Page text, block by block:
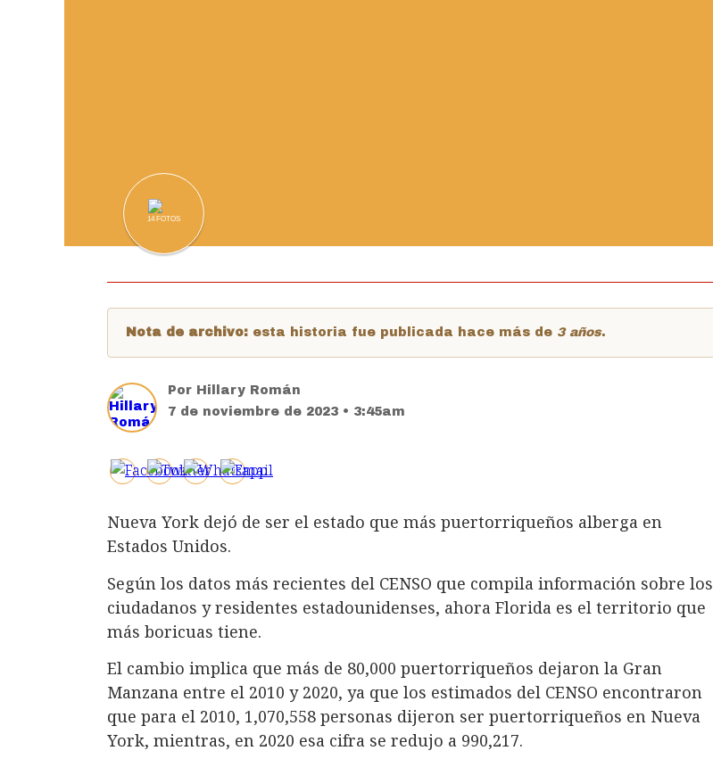
14 FOTOS
Nota de archivo: esta historia fue publicada hace más de 3 años.
Por Hillary Román
7 de noviembre de 2023 • 3:45am
Nueva York dejó de ser el estado que más puertorriqueños alberga en
Estados Unidos.
Según los datos más recientes del CENSO que compila información sobre los
ciudadanos y residentes estadounidenses, ahora Florida es el territorio que
más boricuas tiene.
El cambio implica que más de 80,000 puertorriqueños dejaron la Gran
Manzana entre el 2010 y 2020, ya que los estimados del CENSO encontraron
que para el 2010, 1,070,558 personas dijeron ser puertorriqueños en Nueva
York, mientras, en 2020 esa cifra se redujo a 990,217.